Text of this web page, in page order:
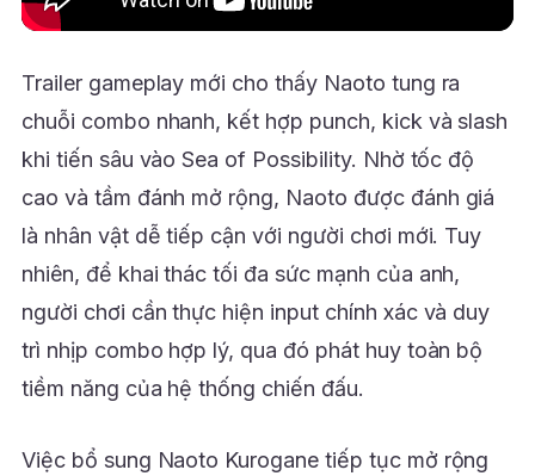
Trailer gameplay mới cho thấy Naoto tung ra
chuỗi combo nhanh, kết hợp punch, kick và slash
khi tiến sâu vào Sea of Possibility. Nhờ tốc độ
cao và tầm đánh mở rộng, Naoto được đánh giá
là nhân vật dễ tiếp cận với người chơi mới. Tuy
nhiên, để khai thác tối đa sức mạnh của anh,
người chơi cần thực hiện input chính xác và duy
trì nhịp combo hợp lý, qua đó phát huy toàn bộ
tiềm năng của hệ thống chiến đấu.
Việc bổ sung Naoto Kurogane tiếp tục mở rộng